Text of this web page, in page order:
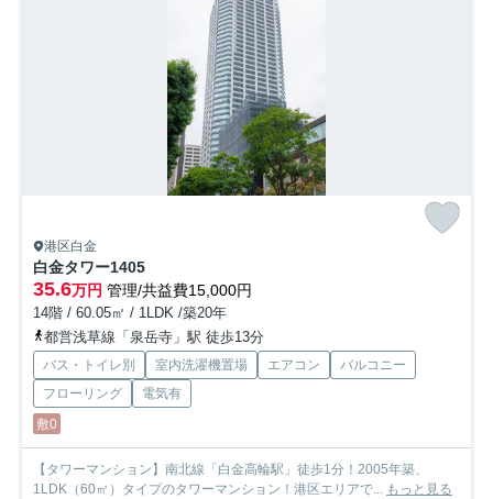
港区白金
白金タワー1405
35.6万円 管理/共益費15,000円
14階 / 60.05㎡ / 1LDK /築20年
都営浅草線「泉岳寺」駅 徒歩13分
バス・トイレ別 室内洗濯機置場 エアコン
バルコニー
フローリング
電気有
敷0
【タワーマンション】南北線「白金高輪駅」徒歩1分！2005年築、
1LDK（60㎡）タイプのタワーマンション！港区エリアで... もっと見る